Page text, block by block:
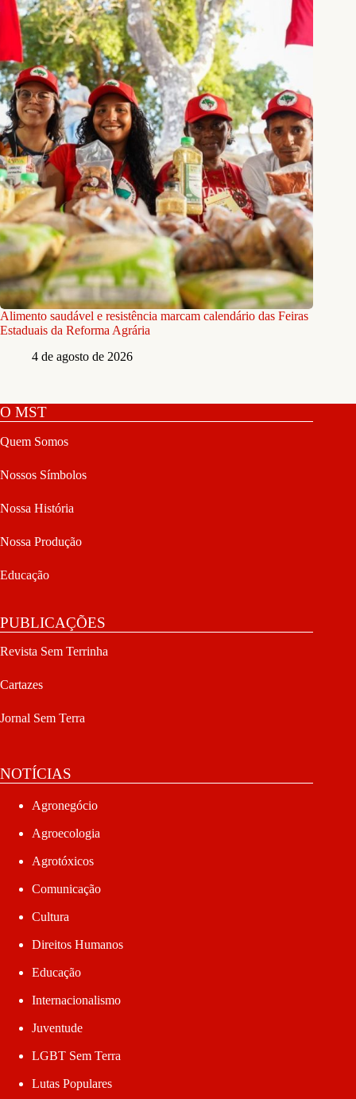
Alimento saudável e resistência marcam calendário das Feiras
Estaduais da Reforma Agrária
4 de agosto de 2026
O MST
Quem Somos
Nossos Símbolos
Nossa História
Nossa Produção
Educação
PUBLICAÇÕES
Revista Sem Terrinha
Cartazes
Jornal Sem Terra
NOTÍCIAS
Agronegócio
Agroecologia
Agrotóxicos
Comunicação
Cultura
Direitos Humanos
Educação
Internacionalismo
Juventude
LGBT Sem Terra
Lutas Populares